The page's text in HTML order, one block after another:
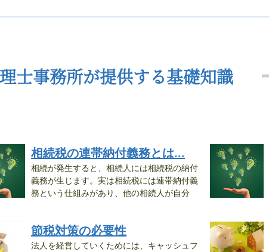
士事務所が提供する基礎知識
相続税の連帯納付義務とは...
相続が発生すると、相続人には相続税の納付
義務が生じます。実は相続税には連帯納付義
務という仕組みがあり、他の相続人が自分
節税対策の必要性
法人を経営していくためには、キャッシュフ